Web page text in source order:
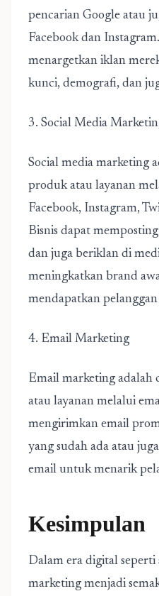
pencarian Google atau
Facebook dan
menargetkan iklan
kunci, demografi, dan
3. Social Media
Social media marketing
produk atau layanan
Facebook, Instagram,
Bisnis dapat
dan juga beriklan di
meningkatkan brand
mendapatkan
4. Email Marketing
Email marketing adalah
atau layanan melalui
mengirimkan email
yang sudah ada atau
email untuk menarik
Kesimpulan
Dalam era digital
marketing menjadi